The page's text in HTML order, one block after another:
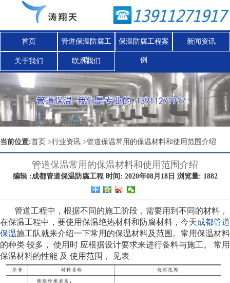
首页 管道保温防腐工
程
保温防腐工程案
例
新闻资讯
关于我们 联系我们
当前位置:首页 >行业资讯 >管道保温常用的保温材料和使用范围介绍
管道保温常用的保温材料和使用范围介绍
编辑 :成都管道保温防腐工程 时间: 2020年08月18日 浏览量: 1882
管道工程中，根据不同的施工阶段，需要用到不同的材料，
在保温工程中，要使用保温绝热材料和防腐材料，今天成都管道
保温施工队就来介绍一下常用的保温材料及范围。常用保温材料
的种类 较多， 使用时 应根据设计要求来进行备料与施工。 常用
保温材料的性能 及 使用范围， 见表